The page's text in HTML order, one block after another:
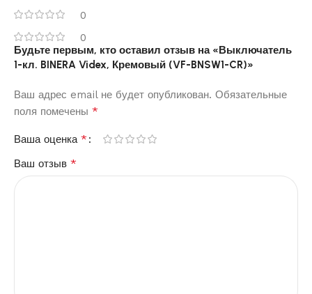
0
0
Будьте первым, кто оставил отзыв на «Выключатель
1-кл. BINERA Videx, Кремовый (VF-BNSW1-CR)»
Ваш адрес email не будет опубликован. Обязательные
поля помечены *
Ваша оценка *
Ваш отзыв *